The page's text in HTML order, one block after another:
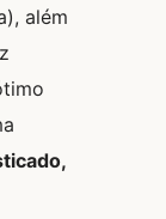
além